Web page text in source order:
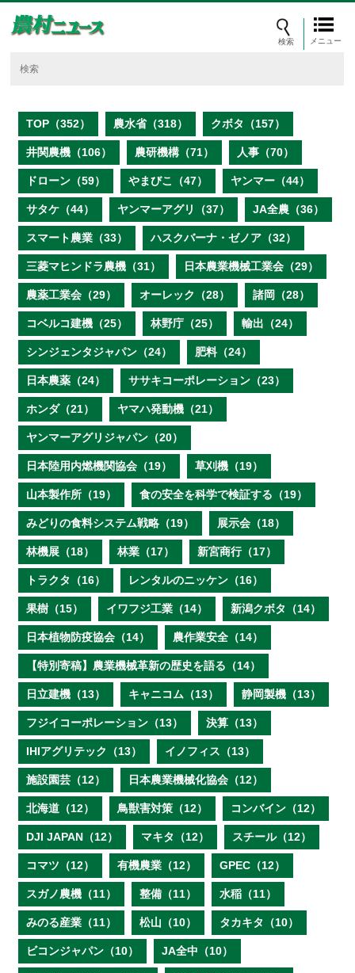
メニュー
TOP（352） 農水省（318） クボタ（157）
井関農機（106） 農研機構（71） 人事（70）
ドローン（59） やまびこ（47） ヤンマー（44）
サタケ（44） ヤンマーアグリ（37） JA全農（36）
スマート農業（33） ハスクバーナ・ゼノア（32）
三菱マヒンドラ農機（31） 日本農業機械工業会（29）
農薬工業会（29） オーレック（28） 諸岡（28）
コベルコ建機（25） 林野庁（25） 輸出（24）
シンジェンタジャパン（24） 肥料（24）
日本農薬（24） ササキコーポレーション（23）
ホンダ（21） ヤマハ発動機（21）
ヤンマーアグリジャパン（20）
日本陸用内燃機関協会（19） 草刈機（19）
山本製作所（19） 食の安全を科学で検証する（19）
みどりの食料システム戦略（19） 展示会（18）
林機展（18） 林業（17） 新宮商行（17）
トラクタ（16） レンタルのニッケン（16）
果樹（15） イワフジ工業（14） 新潟クボタ（14）
日本植物防疫協会（14） 農作業安全（14）
【特別寄稿】農業機械革新の歴史を語る（14）
日立建機（13） キャニコム（13） 静岡製機（13）
フジイコーポレーション（13） 決算（13）
IHIアグリテック（13） イノフィス（13）
施設園芸（12） 日本農業機械化協会（12）
北海道（12） 鳥獣害対策（12） コンバイン（12）
DJI JAPAN（12） マキタ（12） スチール（12）
コマツ（12） 有機農業（12） GPEC（12）
スガノ農機（11） 整備（11） 水稲（11）
みのる産業（11） 松山（10） タカキタ（10）
ビコンジャパン（10） JA全中（10）